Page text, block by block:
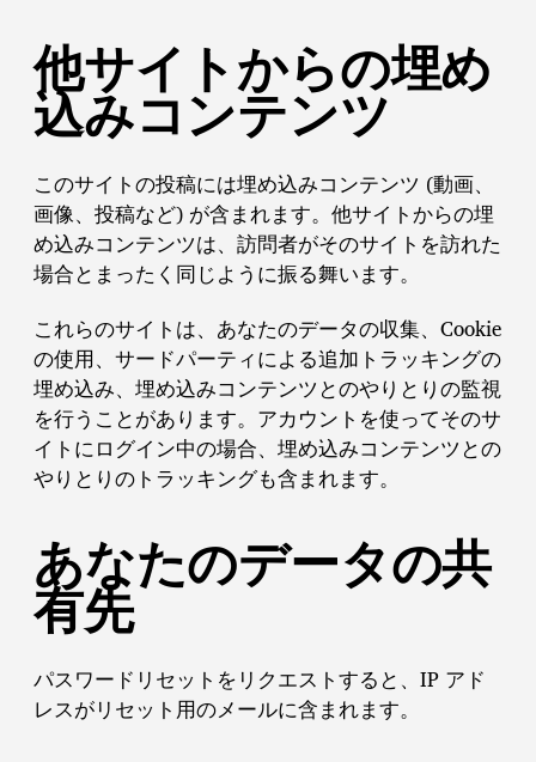
他サイトからの埋め
込みコンテンツ
このサイトの投稿には埋め込みコンテンツ (動画、
画像、投稿など) が含まれます。他サイトからの埋
め込みコンテンツは、訪問者がそのサイトを訪れた
場合とまったく同じように振る舞います。
これらのサイトは、あなたのデータの収集、Cookie
の使用、サードパーティによる追加トラッキングの
埋め込み、埋め込みコンテンツとのやりとりの監視
を行うことがあります。アカウントを使ってそのサ
イトにログイン中の場合、埋め込みコンテンツとの
やりとりのトラッキングも含まれます。
あなたのデータの共
有先
パスワードリセットをリクエストすると、IP アド
レスがリセット用のメールに含まれます。